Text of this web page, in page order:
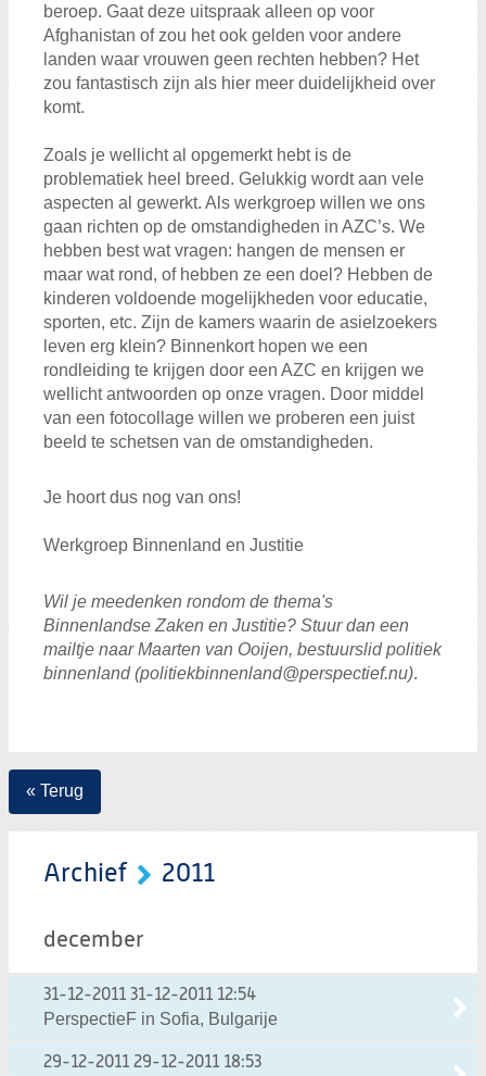
beroep. Gaat deze uitspraak alleen op voor
Afghanistan of zou het ook gelden voor andere
landen waar vrouwen geen rechten hebben? Het
zou fantastisch zijn als hier meer duidelijkheid over
komt.
Zoals je wellicht al opgemerkt hebt is de
problematiek heel breed. Gelukkig wordt aan vele
aspecten al gewerkt. Als werkgroep willen we ons
gaan richten op de omstandigheden in AZC’s. We
hebben best wat vragen: hangen de mensen er
maar wat rond, of hebben ze een doel? Hebben de
kinderen voldoende mogelijkheden voor educatie,
sporten, etc. Zijn de kamers waarin de asielzoekers
leven erg klein? Binnenkort hopen we een
rondleiding te krijgen door een AZC en krijgen we
wellicht antwoorden op onze vragen. Door middel
van een fotocollage willen we proberen een juist
beeld te schetsen van de omstandigheden.
Je hoort dus nog van ons!
Werkgroep Binnenland en Justitie
Wil je meedenken rondom de thema's
Binnenlandse Zaken en Justitie? Stuur dan een
mailtje naar Maarten van Ooijen, bestuurslid politiek
binnenland (politiekbinnenland@perspectief.nu).
« Terug
Archief 2011
december
31-12-2011 31-12-2011 12:54
PerspectieF in Sofia, Bulgarije
29-12-2011 29-12-2011 18:53